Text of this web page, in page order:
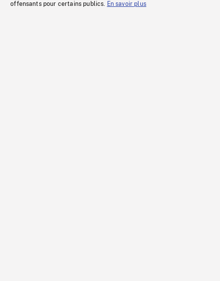
offensants pour certains publics. En savoir plus